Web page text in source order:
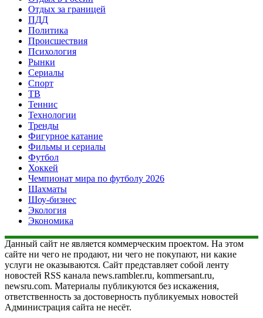
Отдых за границей
ПДД
Политика
Происшествия
Психология
Рынки
Сериалы
Спорт
ТВ
Теннис
Технологии
Тренды
Фигурное катание
Фильмы и сериалы
Футбол
Хоккей
Чемпионат мира по футболу 2026
Шахматы
Шоу-бизнес
Экология
Экономика
Данный сайт не является коммерческим проектом. На этом
сайте ни чего не продают, ни чего не покупают, ни какие
услуги не оказываются. Сайт представляет собой ленту
новостей RSS канала news.rambler.ru, kommersant.ru,
newsru.com. Материалы публикуются без искажения,
ответственность за достоверность публикуемых новостей
Администрация сайта не несёт.